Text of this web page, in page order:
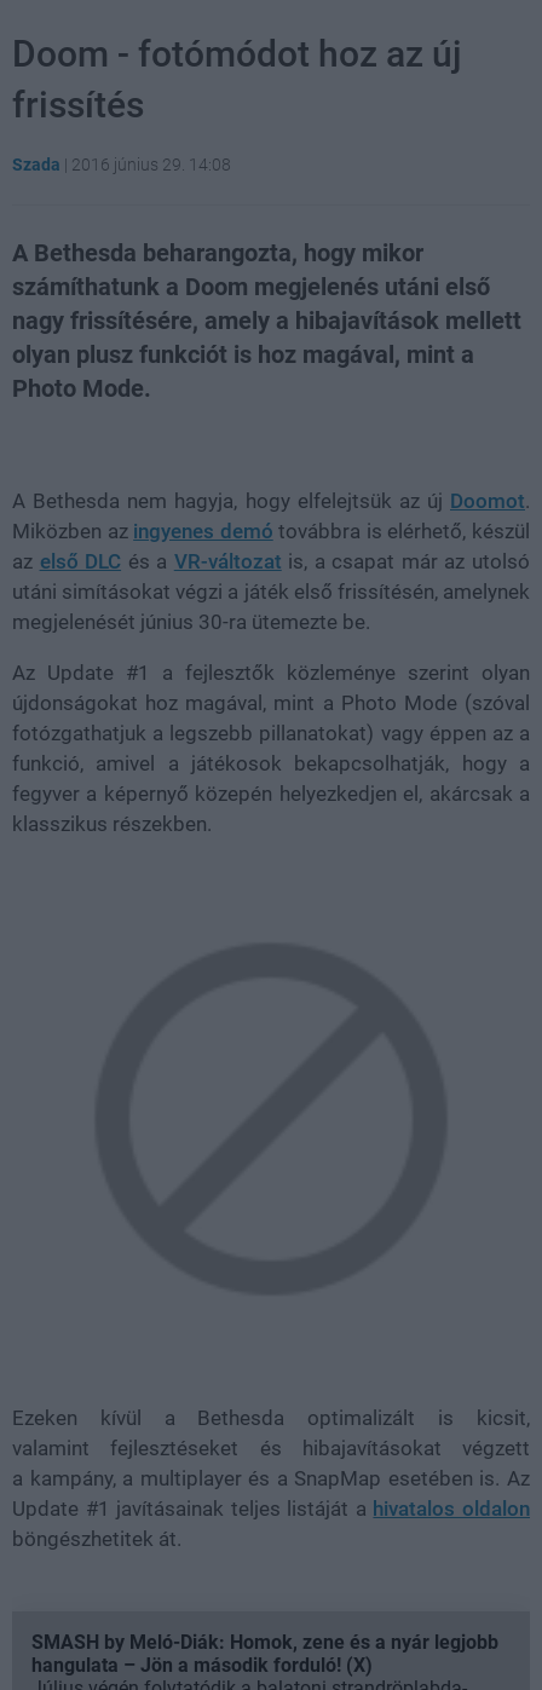
Doom - fotómódot hoz az új
frissítés
Szada | 2016 június 29. 14:08
A Bethesda beharangozta, hogy mikor
számíthatunk a Doom megjelenés utáni első
nagy frissítésére, amely a hibajavítások mellett
olyan plusz funkciót is hoz magával, mint a
Photo Mode.
A Bethesda nem hagyja, hogy elfelejtsük az új Doomot.
Miközben az ingyenes demó továbbra is elérhető, készül
az első DLC és a VR-változat is, a csapat már az utolsó
utáni simításokat végzi a játék első frissítésén, amelynek
megjelenését június 30-ra ütemezte be.
Az Update #1 a fejlesztők közleménye szerint olyan
újdonságokat hoz magával, mint a Photo Mode (szóval
fotózgathatjuk a legszebb pillanatokat) vagy éppen az a
funkció, amivel a játékosok bekapcsolhatják, hogy a
fegyver a képernyő közepén helyezkedjen el, akárcsak a
klasszikus részekben.
Ezeken kívül a Bethesda optimalizált is kicsit,
valamint fejlesztéseket és hibajavításokat végzett
a kampány, a multiplayer és a SnapMap esetében is. Az
Update #1 javításainak teljes listáját a hivatalos oldalon
böngészhetitek át.
SMASH by Meló-Diák: Homok, zene és a nyár legjobb
hangulata – Jön a második forduló! (X)